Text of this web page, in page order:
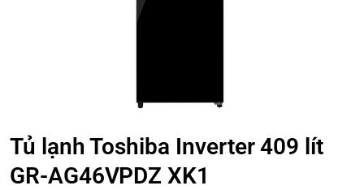
Tủ lạnh Toshiba Inverter 409 lít
GR-AG46VPDZ XK1